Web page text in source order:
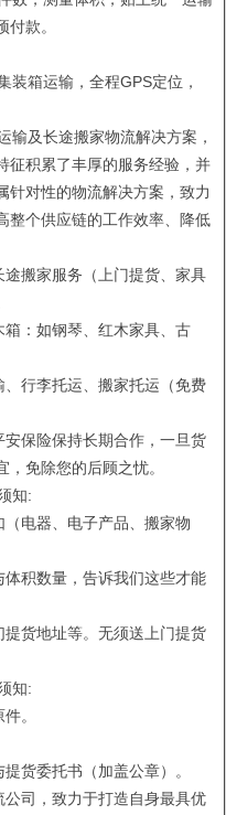
款。
箱运输，全程GPS定位，
及长途搬家物流解决方案，
征积累了丰厚的服务经验，并
针对性的物流解决方案，致力
整个供应链的工作效率、降低
搬家服务（上门提货、家具
：如钢琴、红木家具、古
行李托运、搬家托运（免费
保险保持长期合作，一旦货
免除您的后顾之忧。
知:
电器、电子产品、搬家物
积数量，告诉我们这些才能
货地址等。无须送上门提货
知:
。
货委托书（加盖公章）。
司，致力于打造自身最具优